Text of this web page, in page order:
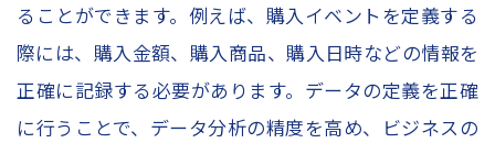
ることができます。例えば、購入イベントを定義する
際には、購入金額、購入商品、購入日時などの情報を
正確に記録する必要があります。データの定義を正確
に行うことで、データ分析の精度を高め、ビジネスの